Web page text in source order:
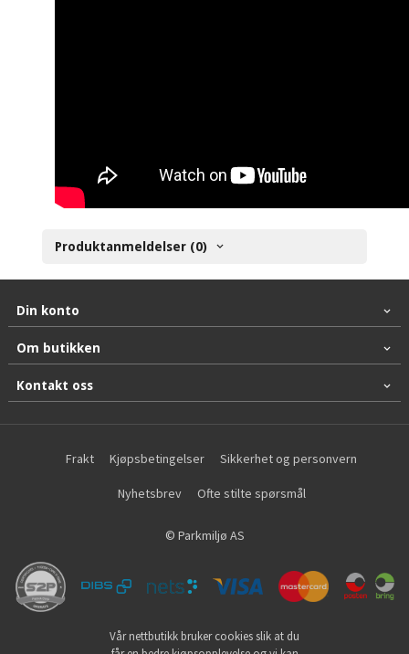
Produktanmeldelser (0)
Din konto
Om butikken
Kontakt oss
Frakt Kjøpsbetingelser Sikkerhet og personvern
Nyhetsbrev Ofte stilte spørsmål
© Parkmiljø AS
Vår nettbutikk bruker cookies slik at du